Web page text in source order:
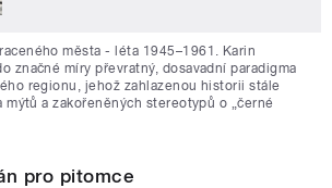
města - léta 1945–1961. Karin
značné míry převratný, dosavadní paradigma
regionu, jehož zahlazenou historii stále
mýtů a zakořeněných stereotypů o „černé
pro pitomce